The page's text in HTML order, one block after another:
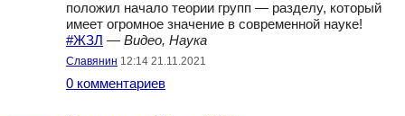
положил начало теории групп — разделу, который
имеет огромное значение в современной науке!
#ЖЗЛ — Видео, Наука
Славянин 12:14 21.11.2021
0 комментариев